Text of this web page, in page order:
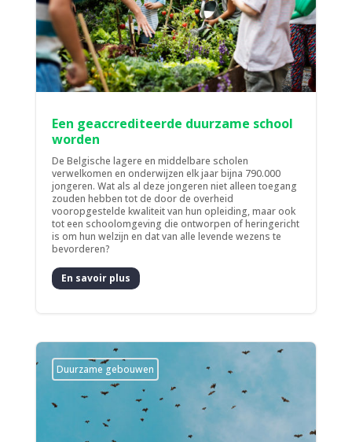
Een geaccrediteerde duurzame school
worden
De Belgische lagere en middelbare scholen
verwelkomen en onderwijzen elk jaar bijna 790.000
jongeren. Wat als al deze jongeren niet alleen toegang
zouden hebben tot de door de overheid
vooropgestelde kwaliteit van hun opleiding, maar ook
tot een schoolomgeving die ontworpen of heringericht
is om hun welzijn en dat van alle levende wezens te
bevorderen?
En savoir plus
Duurzame gebouwen